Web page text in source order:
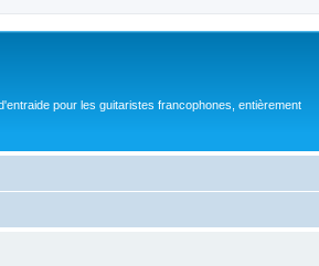
pour les guitaristes francophones, entièrement